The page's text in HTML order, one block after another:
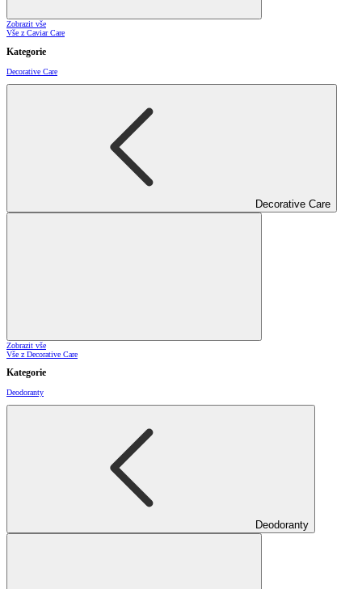
Zobrazit vše
Vše z Caviar Care
Kategorie
Decorative Care
Decorative Care
Zobrazit vše
Vše z Decorative Care
Kategorie
Deodoranty
Deodoranty